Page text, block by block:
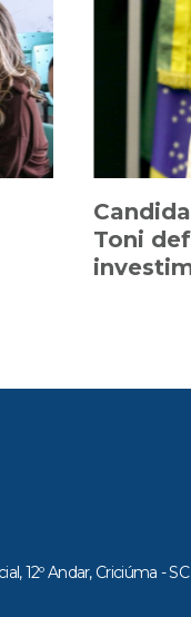
Toni
12º Andar, Criciúma - SC